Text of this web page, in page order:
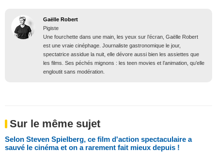
Gaëlle Robert
Pigiste
Une fourchette dans une main, les yeux sur l’écran, Gaëlle Robert
est une vraie cinéphage. Journaliste gastronomique le jour,
spectatrice assidue la nuit, elle dévore aussi bien les assiettes que
les films. Ses péchés mignons : les teen movies et l’animation, qu’elle
engloutit sans modération.
Sur le même sujet
Selon Steven Spielberg, ce film d'action spectaculaire a
sauvé le cinéma et on a rarement fait mieux depuis !